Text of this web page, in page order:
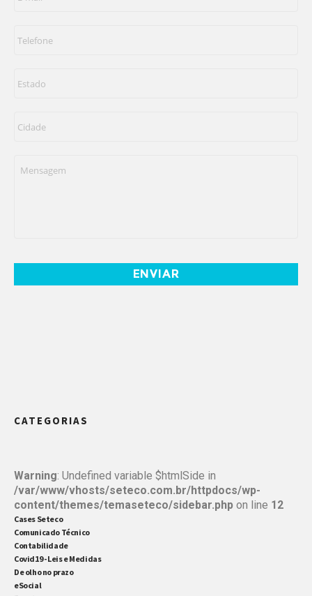
CATEGORIAS
Warning: Undefined variable $htmlSide in
/var/www/vhosts/seteco.com.br/httpdocs/wp-
content/themes/temaseteco/sidebar.php on line 12
Cases Seteco
Comunicado Técnico
Contabilidade
Covid19 - Leis e Medidas
De olho no prazo
eSocial